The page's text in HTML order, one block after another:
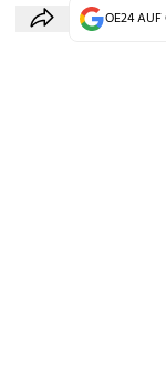
OE24 AUF